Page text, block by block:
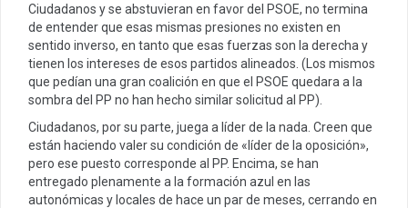
Ciudadanos y se abstuvieran en favor del PSOE, no termina
de entender que esas mismas presiones no existen en
sentido inverso, en tanto que esas fuerzas son la derecha y
tienen los intereses de esos partidos alineados. (Los mismos
que pedían una gran coalición en que el PSOE quedara a la
sombra del PP no han hecho similar solicitud al PP).
Ciudadanos, por su parte, juega a líder de la nada. Creen que
están haciendo valer su condición de «líder de la oposición»,
pero ese puesto corresponde al PP. Encima, se han
entregado plenamente a la formación azul en las
autonómicas y locales de hace un par de meses, cerrando en